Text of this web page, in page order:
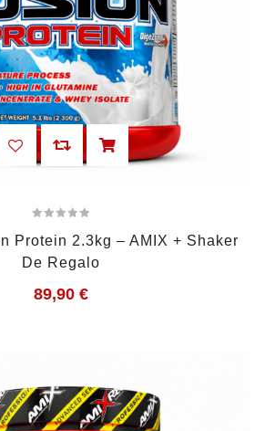
Protein 2.3kg – AMIX + Shaker
De Regalo
89,90 €